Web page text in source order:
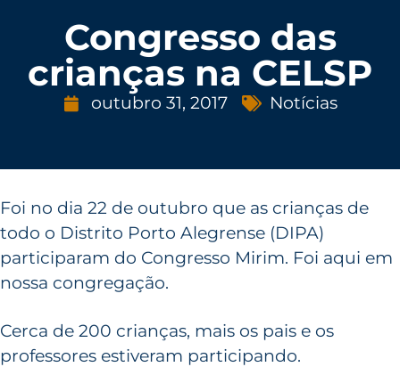
Congresso das
crianças na CELSP
outubro 31, 2017 Notícias
Foi no dia 22 de outubro que as crianças de
todo o Distrito Porto Alegrense (DIPA)
participaram do Congresso Mirim. Foi aqui em
nossa congregação.
Cerca de 200 crianças, mais os pais e os
professores estiveram participando.